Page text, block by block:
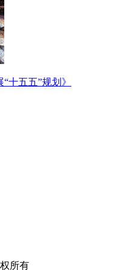
十五五”规划》
所有